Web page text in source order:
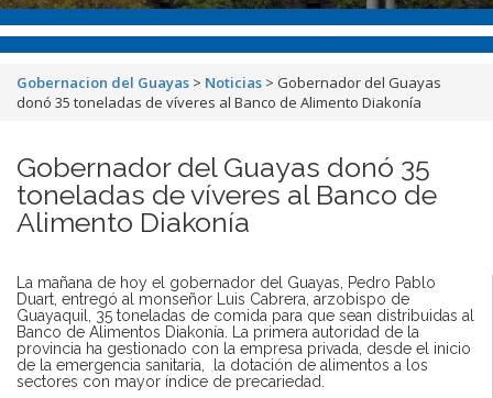
Gobernacion del Guayas > Noticias > Gobernador del Guayas
donó 35 toneladas de víveres al Banco de Alimento Diakonía
Gobernador del Guayas donó 35
toneladas de víveres al Banco de
Alimento Diakonía
La mañana de hoy el gobernador del Guayas, Pedro Pablo
Duart, entregó al monseñor Luis Cabrera, arzobispo de
Guayaquil, 35 toneladas de comida para que sean distribuidas al
Banco de Alimentos Diakonía. La primera autoridad de la
provincia ha gestionado con la empresa privada, desde el inicio
de la emergencia sanitaria, la dotación de alimentos a los
sectores con mayor índice de precariedad.